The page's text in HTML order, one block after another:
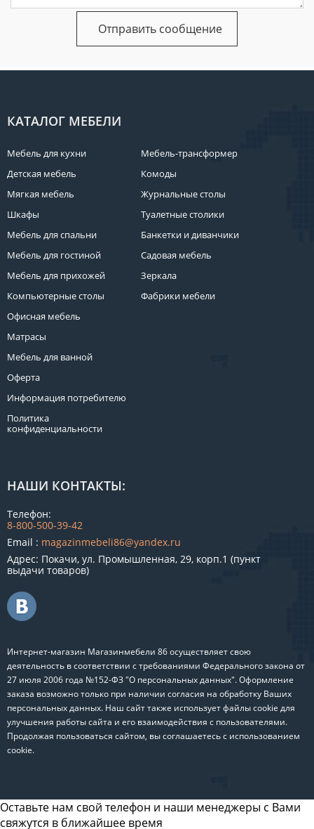
КАТАЛОГ МЕБЕЛИ
Мебель для кухни
Детская мебель
Мягкая мебель
Шкафы
Мебель для спальни
Мебель для гостиной
Мебель для прихожей
Компьютерные столы
Офисная мебель
Матрасы
Мебель для ванной
Оферта
Информация потребителю
Политика
конфиденциальности
Мебель-трансформер
Комоды
Журнальные столы
Туалетные столики
Банкетки и диванчики
Садовая мебель
Зеркала
Фабрики мебели
НАШИ КОНТАКТЫ:
Телефон:
8-800-500-39-42
Email : magazinmebeli86@yandex.ru
Адрес: Покачи, ул. Промышленная, 29, корп.1 (пункт
выдачи товаров)
Интернет-магазин Магазинмебели 86 осуществляет свою
деятельность в соответствии с требованиями Федерального закона от
27 июля 2006 года №152-ФЗ "О персональных данных". Оформление
заказа возможно только при наличии согласия на обработку Ваших
персональных данных. Наш сайт также использует файлы cookie для
улучшения работы сайта и его взаимодействия с пользователями.
Продолжая пользоваться сайтом, вы соглашаетесь с использованием
cookie.
Оставьте нам свой телефон и наши менеджеры с Вами
свяжутся в ближайшее время